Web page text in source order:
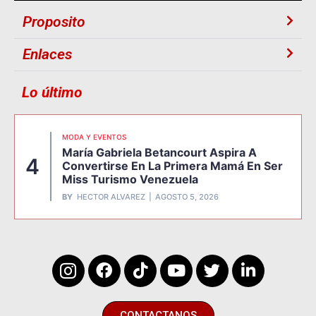
Proposito
Enlaces
Lo último
4
MODA Y EVENTOS
María Gabriela Betancourt Aspira A
Convertirse En La Primera Mamá En Ser
Miss Turismo Venezuela
BY HECTOR ALVAREZ AGOSTO 5, 2026